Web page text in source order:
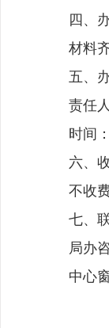
四、
材料
五、
责任
时间
六、
不收
七、
局办
中心